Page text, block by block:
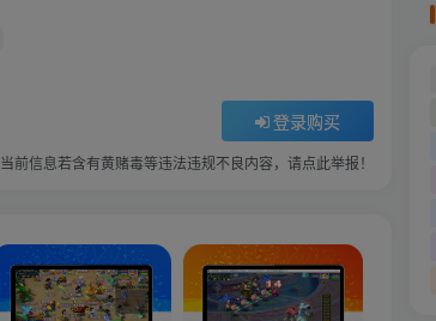
登录购买
当前信息若含有黄赌毒等违法违规不良内容，请点此举报！